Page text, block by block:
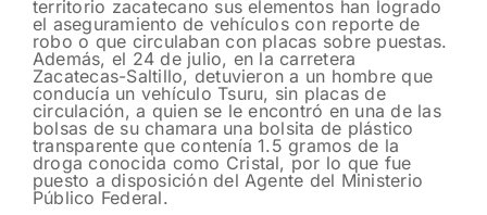
territorio zacatecano sus elementos han logrado
el aseguramiento de vehículos con reporte de
robo o que circulaban con placas sobre puestas.
Además, el 24 de julio, en la carretera
Zacatecas-Saltillo, detuvieron a un hombre que
conducía un vehículo Tsuru, sin placas de
circulación, a quien se le encontró en una de las
bolsas de su chamara una bolsita de plástico
transparente que contenía 1.5 gramos de la
droga conocida como Cristal, por lo que fue
puesto a disposición del Agente del Ministerio
Público Federal.